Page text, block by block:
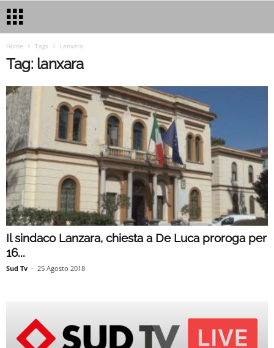
Home Tags Lanxara
Tag: lanxara
Il sindaco Lanzara, chiesta a De Luca proroga per
16...
Sud Tv - 25 Agosto 2018